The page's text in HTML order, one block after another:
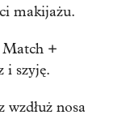
makijażu.
Match +
i szyję.
nosa